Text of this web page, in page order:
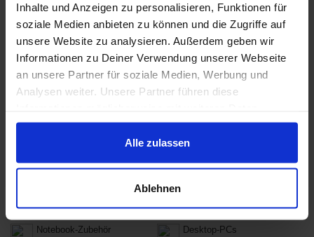
Inhalte und Anzeigen zu personalisieren, Funktionen für
soziale Medien anbieten zu können und die Zugriffe auf
unsere Website zu analysieren. Außerdem geben wir
Informationen zu Deiner Verwendung unserer Webseite
an unsere Partner für soziale Medien, Werbung und
Analysen weiter. Unsere Partner führen diese
zusammen, die Du ihnen bereitgestellt hast oder die sie
im Rahmen Deiner Nutzung der Dienste gesammelt
haben.
Alle zulassen
Ablehnen
Konsolen Kleine Haushaltsgeräte
Große Haushaltsgeräte Smartwatches
Projektoren Telefone
Taschenrechner Smart Home Geräte
Notebook-Zubehör Desktop-PCs